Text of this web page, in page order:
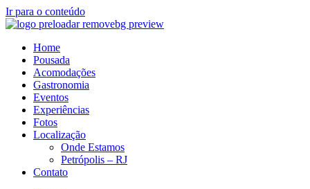
Ir para o conteúdo
Home
Pousada
Acomodações
Gastronomia
Eventos
Experiências
Fotos
Localização
Onde Estamos
Petrópolis – RJ
Contato